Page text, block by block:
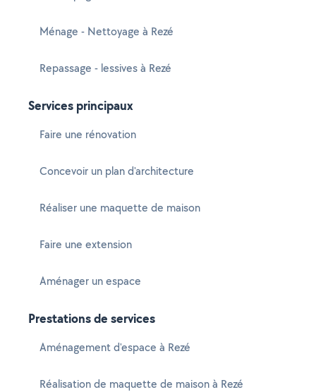
Ménage - Nettoyage à Rezé
Repassage - lessives à Rezé
Services principaux
Faire une rénovation
Concevoir un plan d'architecture
Réaliser une maquette de maison
Faire une extension
Aménager un espace
Prestations de services
Aménagement d'espace à Rezé
Réalisation de maquette de maison à Rezé